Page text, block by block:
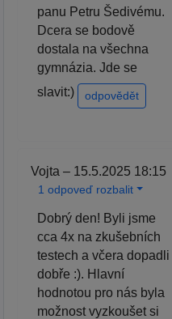
panu Petru Šedivému.
Dcera se bodově
dostala na všechna
gymnázia. Jde se
slavit:)
odpovědět
Vojta – 15.5.2025 18:15
1 odpoveď rozbalit
Dobrý den! Byli jsme
cca 4x na zkušebních
testech a včera dopadli
dobře :). Hlavní
hodnotou pro nás byla
možnost vyzkoušet si